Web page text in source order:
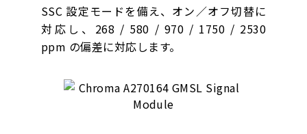
SSC 設定モードを備え、オン／オフ切替に
対応し、268 / 580 / 970 / 1750 / 2530
ppm の偏差に対応します。